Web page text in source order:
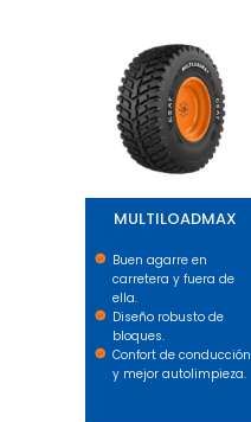
MULTILOADMAX
Buen agarre en
carretera y fuera de
ella.
Diseño robusto de
bloques.
Confort de conducción
y mejor autolimpieza.